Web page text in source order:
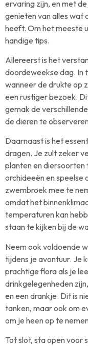
ervaring zijn, en met
genieten van alles wat
heeft. Om het meeste
handige tips.
Allereerst is het
doordeweekse dag. In
wanneer de drukte op
een rustiger bezoek.
gemak de
de dieren te
Daarnaast is het
dragen. Je zult zeker
planten en diersoorten
orchideeën en speelse
zwembroek mee te
omdat het
temperaturen kan
staan te kijken bij de
Neem ook voldoende
tijdens je avontuur. Je
prachtige flora als je
drinkgelegenheden
en een drankje. Dit is
tanken, maar ook om
om je heen op te
Tot slot, sta open voor